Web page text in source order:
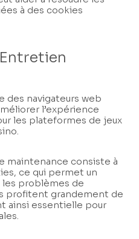
à des cookies
des navigateurs web
l’expérience
les plateformes de jeux
maintenance consiste à
ce qui permet un
les problèmes de
profitent grandement de
ainsi essentielle pour